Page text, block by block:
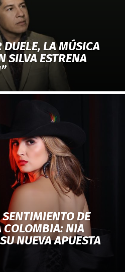
LA MÚSICA
SILVA ESTRENA
DE
COLOMBIA: NIA
NUEVA APUESTA